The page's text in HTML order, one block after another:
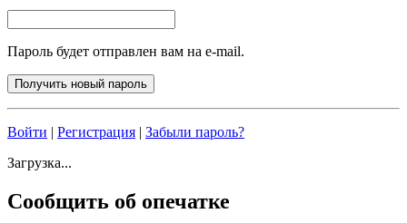
Пароль будет отправлен вам на e-mail.
Войти | Регистрация | Забыли пароль?
Загрузка...
Сообщить об опечатке